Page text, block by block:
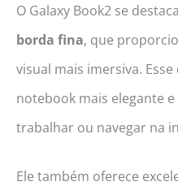
O Galaxy Book2 se
borda fina, que
visual mais imersiva.
notebook mais elegante
trabalhar ou navegar na
Ele também oferece